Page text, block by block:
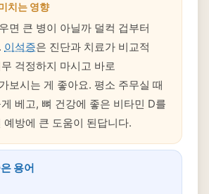
치는 영향
면 큰 병이 아닐까 덜컥 겁부터
이석증은 진단과 치료가 비교적
걱정하지 마시고 바로
보시는 게 좋아요. 평소 주무실 때
베고, 뼈 건강에 좋은 비타민 D를
예방에 큰 도움이 된답니다.
용어